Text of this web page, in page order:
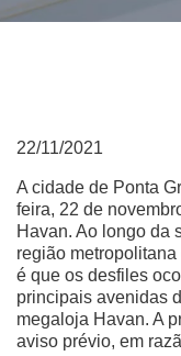
22/11/2021
A cidade de Ponta
feira, 22 de
Havan. Ao longo da
região
é que os desfiles
principais avenidas
megaloja Havan. A
aviso prévio, em